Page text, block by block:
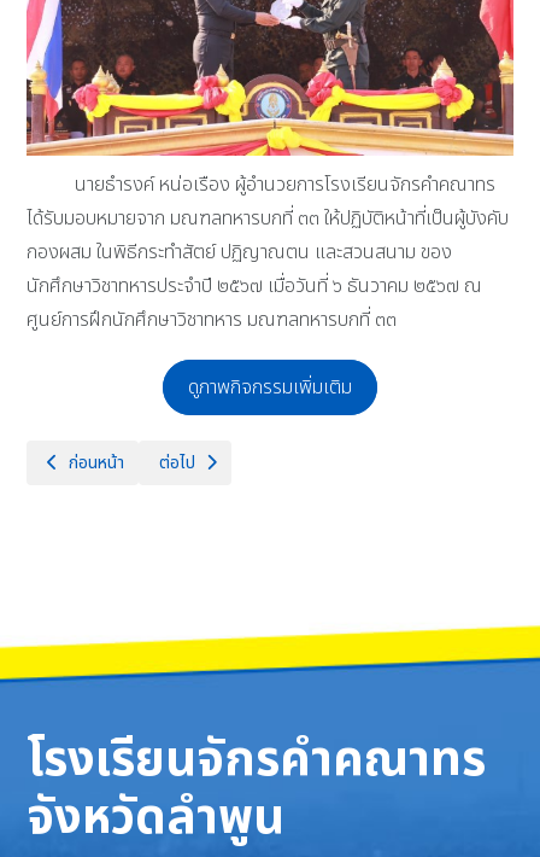
นายธำรงค์ หน่อเรือง ผู้อำนวยการโรงเรียนจักรคำคณาทร
ได้รับมอบหมายจาก มณฑลทหารบกที่ ๓๓ ให้ปฏิบัติหน้าที่เป็นผู้บังคับ
กองผสม ในพิธีกระทำสัตย์ ปฏิญาณตน และสวนสนาม ของ
นักศึกษาวิชาทหารประจำปี ๒๕๖๗ เมื่อวันที่ ๖ ธันวาคม ๒๕๖๗ ณ
ศูนย์การฝึกนักศึกษาวิชาทหาร มณฑลทหารบกที่ ๓๓
ดูภาพกิจกรรมเพิ่มเติม
เนื้อหาก่อนหน้า: โรงเรียนจักรคำคณาทร จังหวัดลำพูน ขอเชิญนักเรียน ครู
ก่อนหน้า เนื้อหาถัดไป: นักเรียนจักรคำฯ คว้ารางวัลชนะเลิศ การป
ต่อไป
โรงเรียนจักรคำคณาทร
จังหวัดลำพูน